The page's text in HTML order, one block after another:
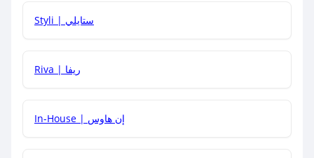
هل يمكنني جمع كود خصم مع العروض الأخرى؟
Styli | ستايلي
Riva | ريفا
In-House | إن هاوس